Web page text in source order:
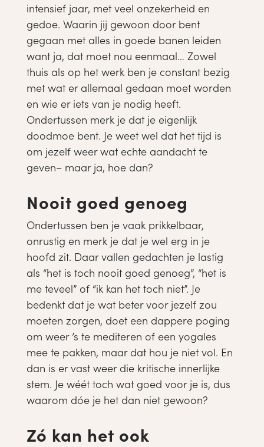
intensief jaar, met veel onzekerheid en
gedoe. Waarin jij gewoon door bent
gegaan met alles in goede banen leiden
want ja, dat moet nou eenmaal… Zowel
thuis als op het werk ben je constant bezig
met wat er allemaal gedaan moet worden
en wie er iets van je nodig heeft.
Ondertussen merk je dat je eigenlijk
doodmoe bent. Je weet wel dat het tijd is
om jezelf weer wat echte aandacht te
geven– maar ja, hoe dan?
Nooit goed genoeg
Ondertussen ben je vaak prikkelbaar,
onrustig en merk je dat je wel erg in je
hoofd zit. Daar vallen gedachten je lastig
als “het is toch nooit goed genoeg”, “het is
me teveel” of “ik kan het toch niet”. Je
bedenkt dat je wat beter voor jezelf zou
moeten zorgen, doet een dappere poging
om weer ’s te mediteren of een yogales
mee te pakken, maar dat hou je niet vol. En
dan is er vast weer die kritische innerlijke
stem. Je wéét toch wat goed voor je is, dus
waarom dóe je het dan niet gewoon?
Zó kan het ook